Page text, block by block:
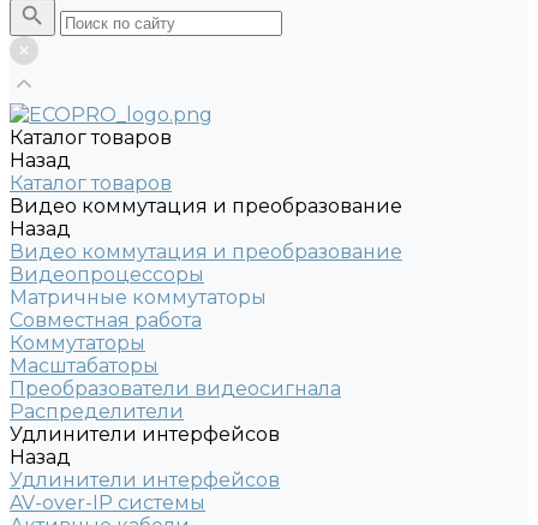
Каталог товаров
Назад
Каталог товаров
Видео коммутация и преобразование
Назад
Видео коммутация и преобразование
Видеопроцессоры
Матричные коммутаторы
Совместная работа
Коммутаторы
Масштабаторы
Преобразователи видеосигнала
Распределители
Удлинители интерфейсов
Назад
Удлинители интерфейсов
AV-over-IP системы